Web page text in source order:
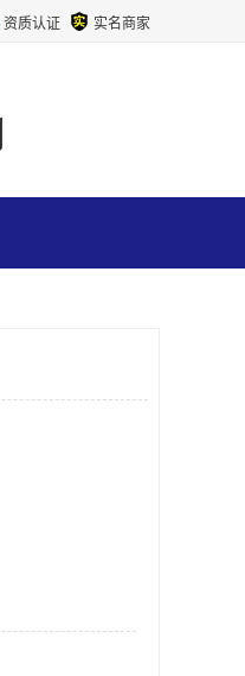
资质认证 实名商家